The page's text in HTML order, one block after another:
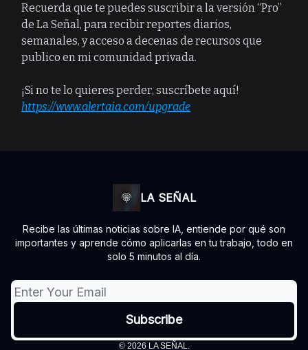
Recuerda que te puedes suscribir a la versión “Pro”
de La Señal, para recibir reportes diarios,
semanales, y acceso a decenas de recursos que
publico en mi comunidad privada.
¡Si no te lo quieres perder, suscríbete aquí!
https://www.alertaia.com/upgrade
LA SEÑAL
Recibe las últimas noticias sobre IA, entiende por qué son
importantes y aprende cómo aplicarlas en tu trabajo, todo en
solo 5 minutos al día.
© 2026 LA SEÑAL.